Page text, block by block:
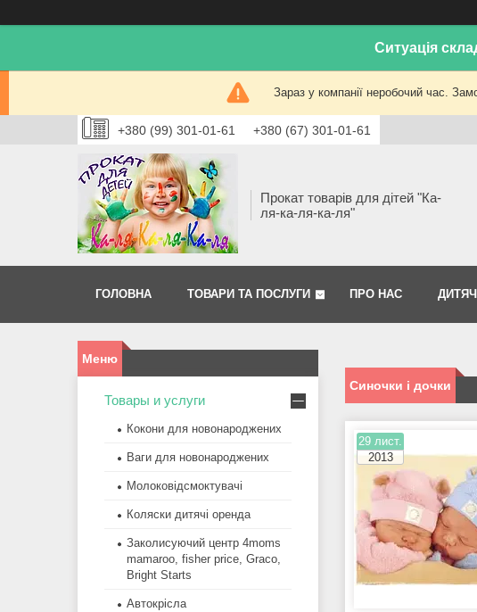
Ситуація
Зараз у компанії неробочий час.
+380 (99) 301-01-61 +380 (67) 301-01-61
Прокат товарів для дітей "Ка-
ля-ка-ля-ка-ля"
ГОЛОВНА ТОВАРИ ТА ПОСЛУГИ ПРО НАС
Синочки і дочки
29 лист.
2013
Товары и услуги
Кокони для новонароджених
Ваги для новонароджених
Молоковідсмоктувачі
Коляски дитячі оренда
Заколисуючий центр 4moms
mamaroo, fisher price, Graco,
Bright Starts
Автокрісла